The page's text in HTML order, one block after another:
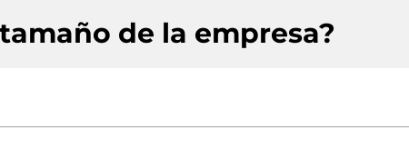
de la empresa?